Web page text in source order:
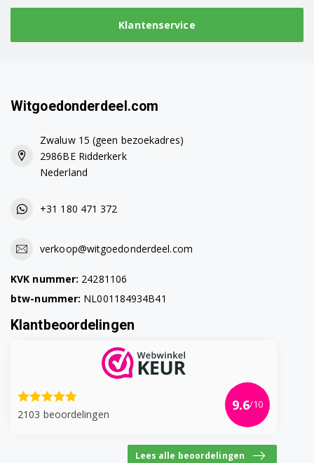
WF70F5EDW4X/EU
WF71F5E0Q4W/EN
WF71F5E0Z4W/EN
WF71F5E3P4W/EN
WF71F5E4Q4W/EG
WF71F5E5Q4W/EN
WF71F5ECW4W/EN
Klantenservice
Witgoedonderdeel.com
Zwaluw 15 (geen bezoekadres)
2986BE Ridderkerk
Nederland
+31 180 471 372
verkoop@witgoedonderdeel.com
KVK nummer: 24281106
btw-nummer: NL001184934B41
Klantbeoordelingen
2103 beoordelingen
9.6/10
Lees alle beoordelingen